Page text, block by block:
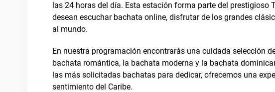
las 24 horas del día. Esta estación forma parte del prestigioso
desean escuchar bachata online, disfrutar de los grandes
al mundo.
En nuestra programación encontrarás una cuidada selección
bachata romántica, la bachata moderna y la bachata
las más solicitadas bachatas para dedicar, ofrecemos una
sentimiento del Caribe.